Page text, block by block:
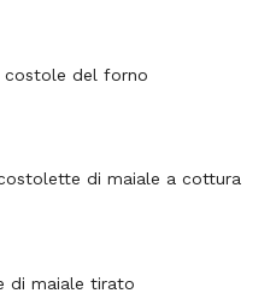
costole del forno
di maiale a cottura
di maiale tirato